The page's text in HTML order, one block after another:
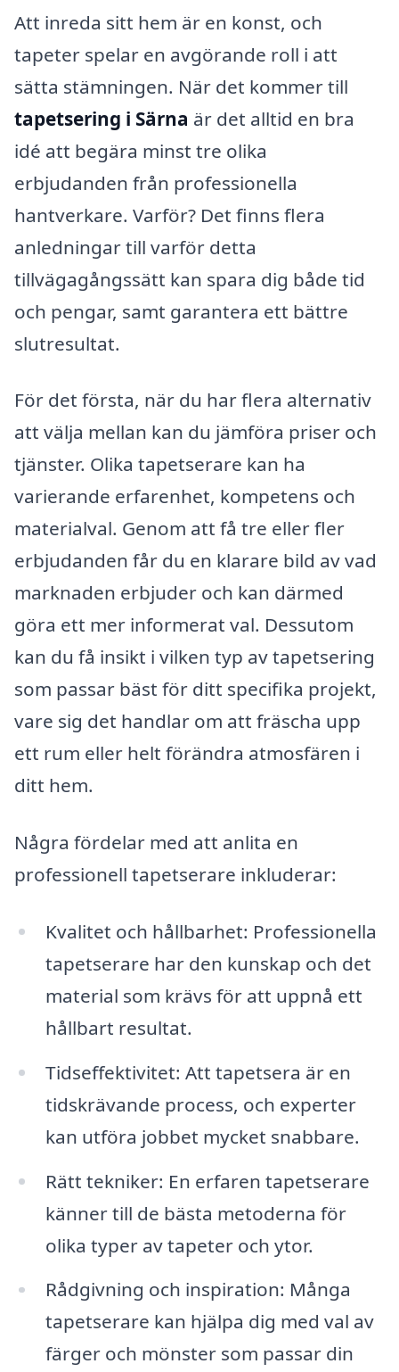
Att inreda sitt hem är en konst, och
tapeter spelar en avgörande roll i att
sätta stämningen. När det kommer till
tapetsering i Särna är det alltid en bra
idé att begära minst tre olika
erbjudanden från professionella
hantverkare. Varför? Det finns flera
anledningar till varför detta
tillvägagångssätt kan spara dig både tid
och pengar, samt garantera ett bättre
slutresultat.
För det första, när du har flera alternativ
att välja mellan kan du jämföra priser och
tjänster. Olika tapetserare kan ha
varierande erfarenhet, kompetens och
materialval. Genom att få tre eller fler
erbjudanden får du en klarare bild av vad
marknaden erbjuder och kan därmed
göra ett mer informerat val. Dessutom
kan du få insikt i vilken typ av tapetsering
som passar bäst för ditt specifika projekt,
vare sig det handlar om att fräscha upp
ett rum eller helt förändra atmosfären i
ditt hem.
Några fördelar med att anlita en
professionell tapetserare inkluderar:
Kvalitet och hållbarhet: Professionella
tapetserare har den kunskap och det
material som krävs för att uppnå ett
hållbart resultat.
Tidseffektivitet: Att tapetsera är en
tidskrävande process, och experter
kan utföra jobbet mycket snabbare.
Rätt tekniker: En erfaren tapetserare
känner till de bästa metoderna för
olika typer av tapeter och ytor.
Rådgivning och inspiration: Många
tapetserare kan hjälpa dig med val av
färger och mönster som passar din